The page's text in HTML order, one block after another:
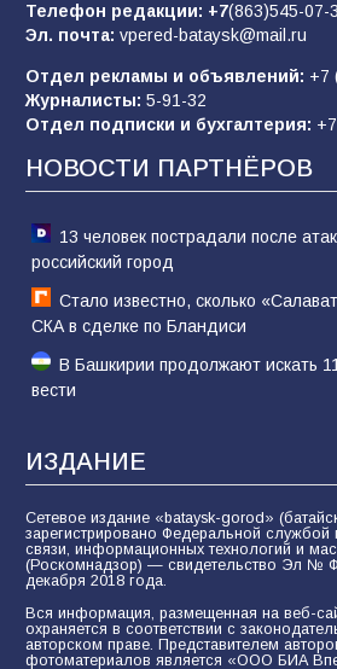
Батайчане вышли в финал
конкурса «Большая перемена»
Телефон редакции: +7(863)545-07-
Эл. почта: vpered-bataysk@mail.ru
Отдел рекламы и объявлений: +7
Журналисты: 5-91-32
Отдел подписки и бухгалтерия:
НОВОСТИ ПАРТНЁРОВ
13 человек пострадали после
российский город
Стало известно, сколько
СКА в сделке по Бландиси
В Башкирии продолжают искать
вести
ИЗДАНИЕ
Сетевое издание «bataysk-gorod»
зарегистрировано Федеральной
связи, информационных технологий и
(Роскомнадзор) — свидетельство Эл №
декабря 2018 года.
Вся информация, размещенная на веб-
охраняется в соответствии с
авторском праве. Представителем
фотоматериалов является «ООО БИА